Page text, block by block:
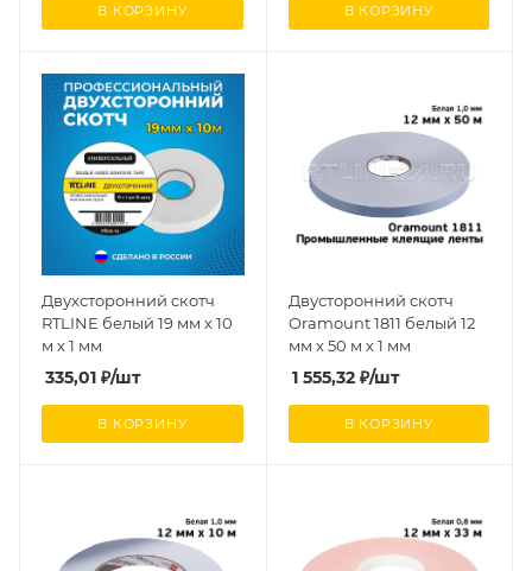
В КОРЗИНУ В КОРЗИНУ
Двухсторонний скотч
RTLINE белый 19 мм х 10
м х 1 мм
335,01 ₽/шт
В КОРЗИНУ
Двусторонний скотч
Oramount 1811 белый 12
мм х 50 м х 1 мм
1 555,32₽/шт
В КОРЗИНУ